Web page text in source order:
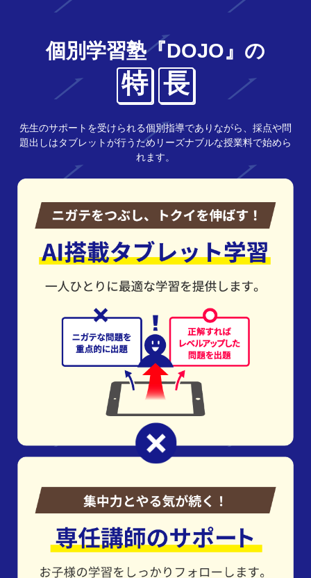
個別学習塾『DOJO』の
特 長
先生のサポートを受けられる個別指導でありながら、採点や問
題出しはタブレットが行うためリーズナブルな授業料で始めら
れます。